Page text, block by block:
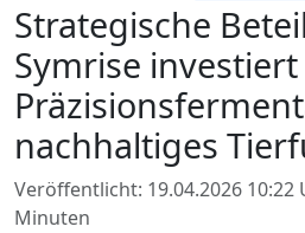
Strategische
Symrise investiert
nachhaltiges
Veröffentlicht: 19.04.2026 10:22
Minuten